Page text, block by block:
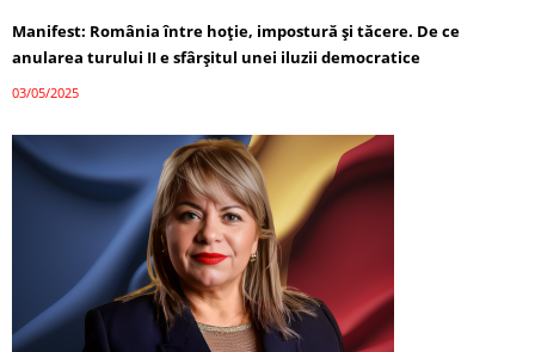
Manifest: România între hoție, impostură și tăcere. De ce
anularea turului II e sfârșitul unei iluzii democratice
03/05/2025